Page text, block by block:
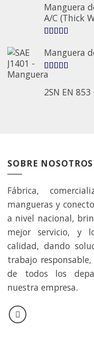
Manguera
A/C (Thick
Manguera
5.00
2SN EN 853
SOBRE NOSOTROS
Fábrica,
mangueras y
a nivel nacional,
mejor servicio, y
calidad, dando
trabajo
de todos los
nuestra empresa.